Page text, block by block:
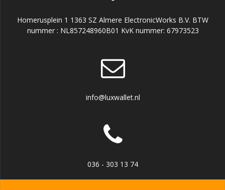
Homerusplein 1 1363 SZ Almere ElectronicWorks B.V. BTW
nummer : NL857248960B01 KvK nummer: 67973523
info@luxwallet.nl
036 - 303 13 74